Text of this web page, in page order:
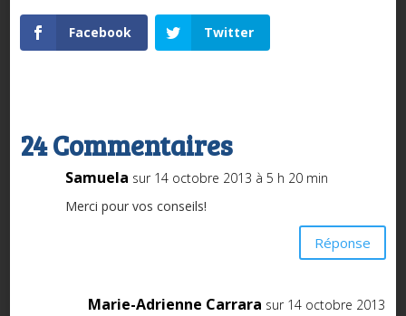
Facebook Twitter
24 Commentaires
Samuela sur 14 octobre 2013 à 5 h 20 min
Merci pour vos conseils!
Réponse
Marie-Adrienne Carrara sur 14 octobre 2013